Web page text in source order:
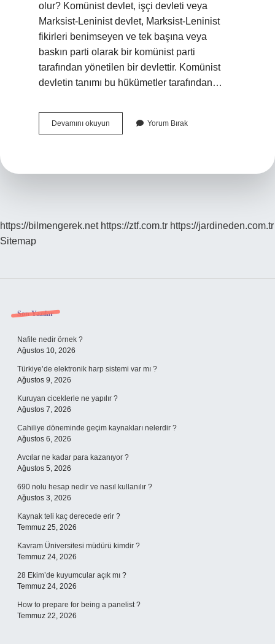
olur? Komünist devlet, işçi devleti veya
Marksist-Leninist devlet, Marksist-Leninist
fikirleri benimseyen ve tek başına veya
baskın parti olarak bir komünist parti
tarafından yönetilen bir devlettir. Komünist
devletin tanımı bu hükümetler tarafından…
Devamını okuyun Komünist
Neyi
Yorum Bırak
https://bilmengerek.net https://ztf.com.tr https://jardineden.com.tr
Sitemap
Sidebar
Son Yazılar
Nafile nedir örnek ?
Ağustos 10, 2026
Türkiye’de elektronik harp sistemi var mı ?
Ağustos 9, 2026
Kuruyan ciceklerle ne yapılır ?
Ağustos 7, 2026
Cahiliye döneminde geçim kaynakları nelerdir ?
Ağustos 6, 2026
Avcılar ne kadar para kazanıyor ?
Ağustos 5, 2026
690 nolu hesap nedir ve nasıl kullanılır ?
Ağustos 3, 2026
Kaynak teli kaç derecede erir ?
Temmuz 25, 2026
Kavram Üniversitesi müdürü kimdir ?
Temmuz 24, 2026
28 Ekim’de kuyumcular açık mı ?
Temmuz 24, 2026
How to prepare for being a panelist ?
Temmuz 22, 2026